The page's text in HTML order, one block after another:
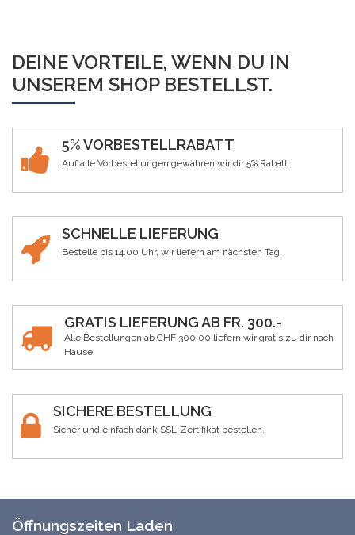
DEINE VORTEILE, WENN DU IN
UNSEREM SHOP BESTELLST.
5% VORBESTELLRABATT
Auf alle Vorbestellungen gewähren wir dir 5% Rabatt.
SCHNELLE LIEFERUNG
Bestelle bis 14.00 Uhr, wir liefern am nächsten Tag.
GRATIS LIEFERUNG AB FR. 300.-
Alle Bestellungen ab CHF 300.00 liefern wir gratis zu dir nach
Hause.
SICHERE BESTELLUNG
Sicher und einfach dank SSL-Zertifikat bestellen.
Öffnungszeiten Laden